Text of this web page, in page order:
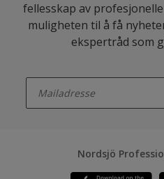
fellesskap av
muligheten til å få
ekspertråd som
Nordsjö